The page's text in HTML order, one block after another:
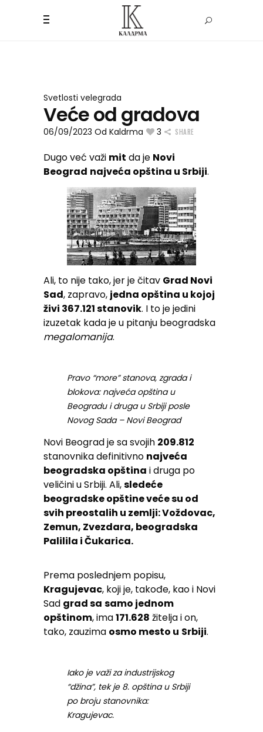
Svetlosti velegrada
Veće od gradova
06/09/2023 Od Kaldrma 3 SHARE
Dugo već važi mit da je Novi
Beograd najveća opština u Srbiji.
Ali, to nije tako, jer je čitav Grad Novi
Sad, zapravo, jedna opština u kojoj
živi 367.121 stanovik. I to je jedini
izuzetak kada je u pitanju beogradska
megalomanija.
Pravo “more” stanova, zgrada i
blokova: najveća opština u
Beogradu i druga u Srbiji posle
Novog Sada – Novi Beograd
Novi Beograd je sa svojih 209.812
stanovnika definitivno najveća
beogradska opština i druga po
veličini u Srbiji. Ali,sledeće
beogradske opštine veće su od
svih preostalih u zemlji: Voždovac,
Zemun, Zvezdara, beogradska
Palilila i Čukarica.
Prema poslednjem popisu,
Kragujevac, koji je, takođe, kao i Novi
Sad grad sa samo jednom
opštinom, ima171.628 žitelja i on,
tako, zauzima osmo mesto u Srbiji.
Iako je važi za industrijskog
“džina”, tek je 8. opština u Srbiji
po broju stanovnika:
Kragujevac.